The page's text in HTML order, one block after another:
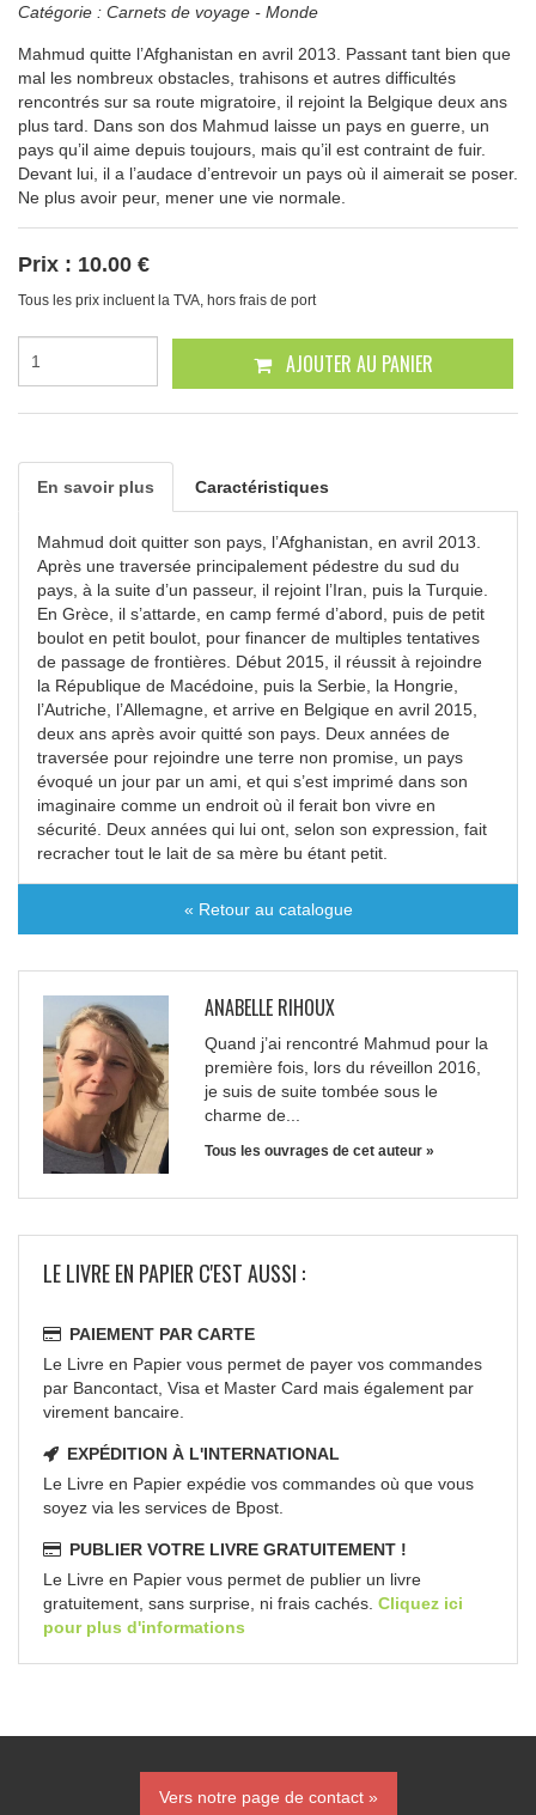
Catégorie : Carnets de voyage - Monde
Mahmud quitte l’Afghanistan en avril 2013. Passant tant bien que
mal les nombreux obstacles, trahisons et autres difficultés
rencontrés sur sa route migratoire, il rejoint la Belgique deux ans
plus tard. Dans son dos Mahmud laisse un pays en guerre, un
pays qu’il aime depuis toujours, mais qu’il est contraint de fuir.
Devant lui, il a l’audace d’entrevoir un pays où il aimerait se poser.
Ne plus avoir peur, mener une vie normale.
Prix : 10.00 €
Tous les prix incluent la TVA, hors frais de port
AJOUTER AU PANIER
En savoir plus Caractéristiques
Mahmud doit quitter son pays, l’Afghanistan, en avril 2013.
Après une traversée principalement pédestre du sud du
pays, à la suite d’un passeur, il rejoint l’Iran, puis la Turquie.
En Grèce, il s’attarde, en camp fermé d’abord, puis de petit
boulot en petit boulot, pour financer de multiples tentatives
de passage de frontières. Début 2015, il réussit à rejoindre
la République de Macédoine, puis la Serbie, la Hongrie,
l’Autriche, l’Allemagne, et arrive en Belgique en avril 2015,
deux ans après avoir quitté son pays. Deux années de
traversée pour rejoindre une terre non promise, un pays
évoqué un jour par un ami, et qui s’est imprimé dans son
imaginaire comme un endroit où il ferait bon vivre en
sécurité. Deux années qui lui ont, selon son expression, fait
recracher tout le lait de sa mère bu étant petit.
« Retour au catalogue
ANABELLE RIHOUX
Quand j’ai rencontré Mahmud pour la
première fois, lors du réveillon 2016,
je suis de suite tombée sous le
charme de...
Tous les ouvrages de cet auteur »
LE LIVRE EN PAPIER C'EST AUSSI :
PAIEMENT PAR CARTE
Le Livre en Papier vous permet de payer vos commandes
par Bancontact, Visa et Master Card mais également par
virement bancaire.
EXPÉDITION À L'INTERNATIONAL
Le Livre en Papier expédie vos commandes où que vous
soyez via les services de Bpost.
PUBLIER VOTRE LIVRE GRATUITEMENT !
Le Livre en Papier vous permet de publier un livre
gratuitement, sans surprise, ni frais cachés. Cliquez ici
pour plus d'informations
Vers notre page de contact »